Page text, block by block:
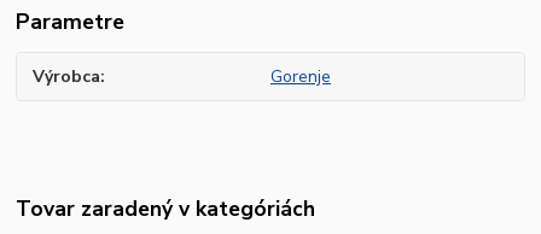
Parametre
Výrobca Gorenje
Tovar zaradený v kategóriách